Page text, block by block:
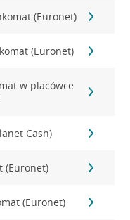
(Euronet)
(Euronet)
w placówce
Cash)
(Euronet)
(Euronet)